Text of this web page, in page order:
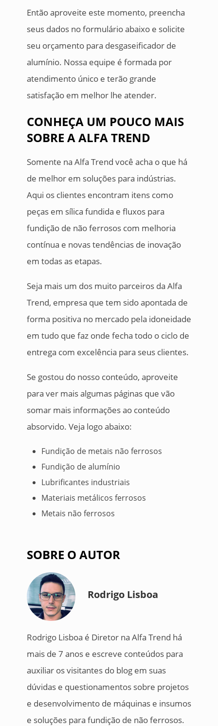
Então aproveite este momento, preencha
seus dados no formulário abaixo e solicite
seu orçamento para desgaseificador de
alumínio. Nossa equipe é formada por
atendimento único e terão grande
satisfação em melhor lhe atender.
CONHEÇA UM POUCO MAIS
SOBRE A ALFA TREND
Somente na Alfa Trend você acha o que há
de melhor em soluções para indústrias.
Aqui os clientes encontram itens como
peças em sílica fundida e fluxos para
fundição de não ferrosos com melhoria
contínua e novas tendências de inovação
em todas as etapas.
Seja mais um dos muito parceiros da Alfa
Trend, empresa que tem sido apontada de
forma positiva no mercado pela idoneidade
em tudo que faz onde fecha todo o ciclo de
entrega com excelência para seus clientes.
Se gostou do nosso conteúdo, aproveite
para ver mais algumas páginas que vão
somar mais informações ao conteúdo
absorvido. Veja logo abaixo:
Fundição de metais não ferrosos
Fundição de alumínio
Lubrificantes industriais
Materiais metálicos ferrosos
Metais não ferrosos
SOBRE O AUTOR
Rodrigo Lisboa
Rodrigo Lisboa é Diretor na Alfa Trend há
mais de 7 anos e escreve conteúdos para
auxiliar os visitantes do blog em suas
dúvidas e questionamentos sobre projetos
e desenvolvimento de máquinas e insumos
e soluções para fundição de não ferrosos.